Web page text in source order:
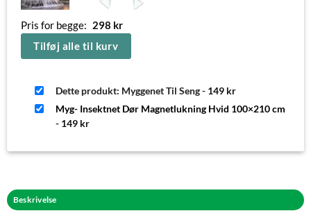
Pris for begge: 298 kr
Tilføj alle til kurv
Dette produkt: Myggenet Til Seng- 149 kr
Myg- Insektnet Dør Magnetlukning Hvid 100×210 cm
- 149 kr
Beskrivelse